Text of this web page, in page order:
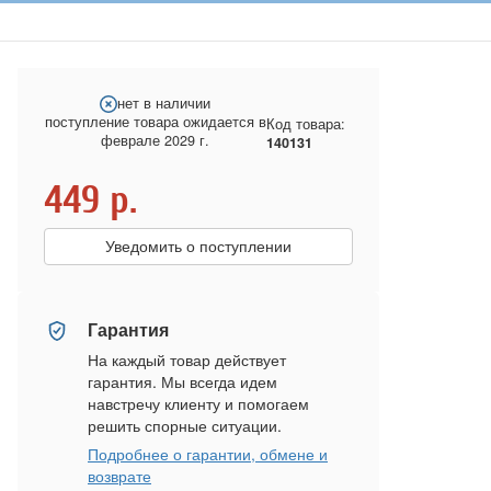
нет в наличии
поступление товара ожидается в
феврале 2029 г.
Код товара:
140131
449 р.
Уведомить о поступлении
Гарантия
На каждый товар действует
гарантия. Мы всегда идем
навстречу клиенту и помогаем
решить спорные ситуации.
Подробнее о гарантии, обмене и
возврате